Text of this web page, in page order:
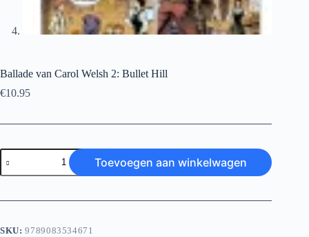
Ballade van Carol Welsh 2: Bullet Hill
€10.95
Ballade
van
Carol
2:
Toevoegen aan winkelwagen
SKU:9789083534671